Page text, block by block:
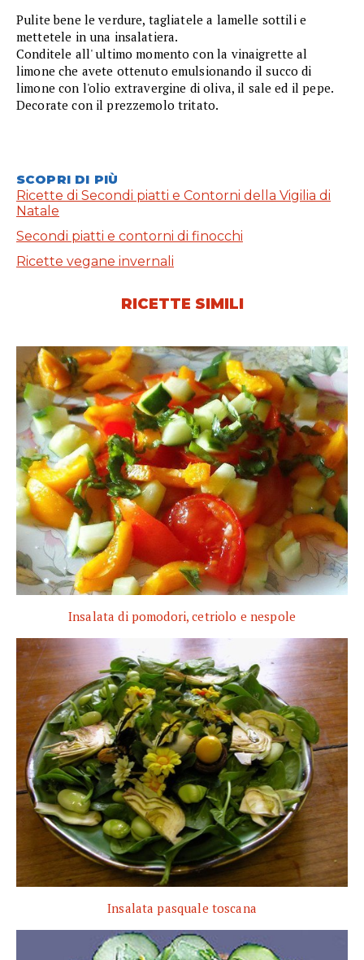
Pulite bene le verdure, tagliatele a lamelle sottili e
mettetele in una insalatiera.
Conditele all' ultimo momento con la vinaigrette al
limone che avete ottenuto emulsionando il succo di
limone con l'olio extravergine di oliva, il sale ed il pepe.
Decorate con il prezzemolo tritato.
SCOPRI DI PIÙ
Ricette di Secondi piatti e Contorni della Vigilia di
Natale
Secondi piatti e contorni di finocchi
Ricette vegane invernali
RICETTE SIMILI
Insalata di pomodori, cetriolo e nespole
Insalata pasquale toscana